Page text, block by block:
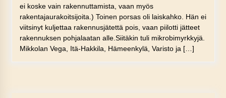
ei koske vain rakennuttamista, vaan myös
rakentajaurakoitsijoita.) Toinen porsas oli laiskahko. Hän ei
viitsinyt kuljettaa rakennusjätettä pois, vaan piilotti jätteet
rakennuksen pohjalaatan alle.Siitäkin tuli mikrobimyrkkyjä.
Mikkolan Vega, Itä-Hakkila, Hämeenkylä, Varisto ja […]